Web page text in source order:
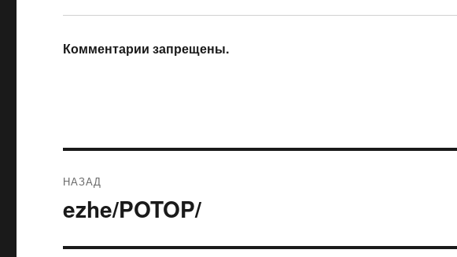
Комментарии запрещены.
по
НАЗАД
Предыдущая
ezhe/POTOP/